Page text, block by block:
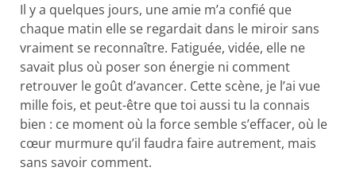
Il y a quelques jours, une amie m’a confié que
chaque matin elle se regardait dans le miroir sans
vraiment se reconnaître. Fatiguée, vidée, elle ne
savait plus où poser son énergie ni comment
retrouver le goût d’avancer. Cette scène, je l’ai vue
mille fois, et peut-être que toi aussi tu la connais
bien : ce moment où la force semble s’effacer, où le
cœur murmure qu’il faudra faire autrement, mais
sans savoir comment.